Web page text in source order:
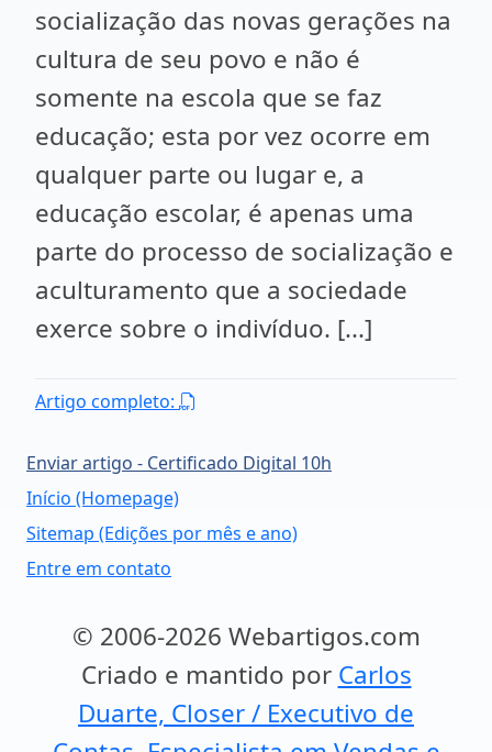
socialização das novas gerações na
cultura de seu povo e não é
somente na escola que se faz
educação; esta por vez ocorre em
qualquer parte ou lugar e, a
educação escolar, é apenas uma
parte do processo de socialização e
aculturamento que a sociedade
exerce sobre o indivíduo. [...]
Artigo completo:
Enviar artigo - Certificado Digital 10h
Início (Homepage)
Sitemap (Edições por mês e ano)
Entre em contato
© 2006-2026 Webartigos.com
Criado e mantido por Carlos
Duarte, Closer / Executivo de